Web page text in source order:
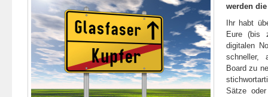
werden
Ihr habt
Eure (bis
digitalen
schneller,
Board zu
Sätze